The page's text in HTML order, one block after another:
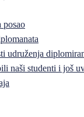
posao
udruženja
naši studenti i još